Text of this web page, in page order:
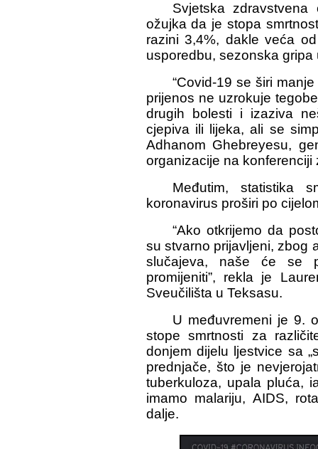
Svjetska
ožujka da je stopa
razini 3,4%, dakle veća
usporedbu, sezonska
“Covid-19 se širi
prijenos ne uzrokuje
drugih bolesti i izaziva
cjepiva ili lijeka, ali se
Adhanom Ghebreyesu,
organizacije na
Međutim, statistika
koronavirus proširi po
“Ako otkrijemo da
su stvarno prijavljeni, zbog
slučajeva, naše će se
promijeniti”, rekla je
Sveučilišta u Teksasu.
U međuvremeni je 9.
stope smrtnosti za
donjem dijelu ljestvice sa
prednjače, što je
tuberkuloza, upala pluća,
imamo malariju, AIDS,
dalje.